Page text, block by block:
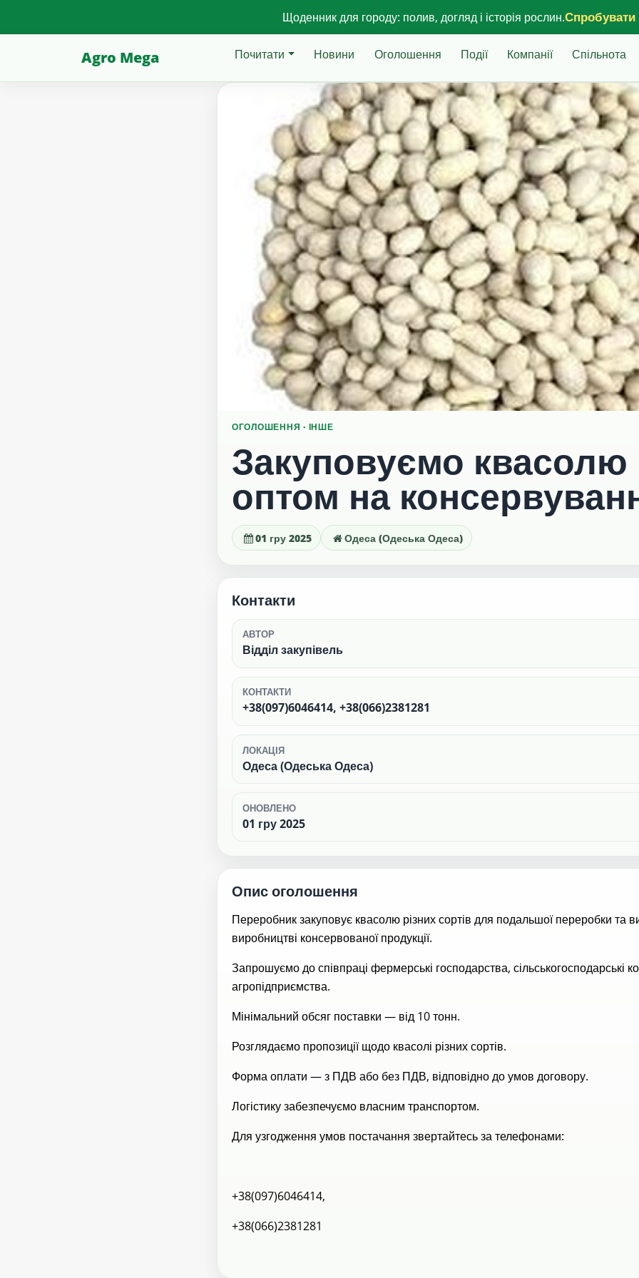
Щоденник для городу: полив, догляд і історія рослин.
Agro Mega Почитати Новини Оголошення Події Компанії Спільнота
ОГОЛОШЕННЯ · ІНШЕ
Закуповуємо квасолю
оптом на
01 гру 2025 Одеса (Одеська Одеса)
Контакти
АВТОР
Відділ закупівель
КОНТАКТИ
+38(097)6046414, +38(066)2381281
ЛОКАЦІЯ
Одеса (Одеська Одеса)
ОНОВЛЕНО
01 гру 2025
Опис оголошення
Переробник закуповує квасолю різних сортів для подальшої переробки та
виробництві консервованої продукції.
Запрошуємо до співпраці фермерські господарства, сільськогосподарські
агропідприємства.
Мінімальний обсяг поставки — від 10 тонн.
Розглядаємо пропозиції щодо квасолі різних сортів.
Форма оплати — з ПДВ або без ПДВ, відповідно до умов договору.
Логістику забезпечуємо власним транспортом.
Для узгодження умов постачання звертайтесь за телефонами:
+38(097)6046414,
+38(066)2381281